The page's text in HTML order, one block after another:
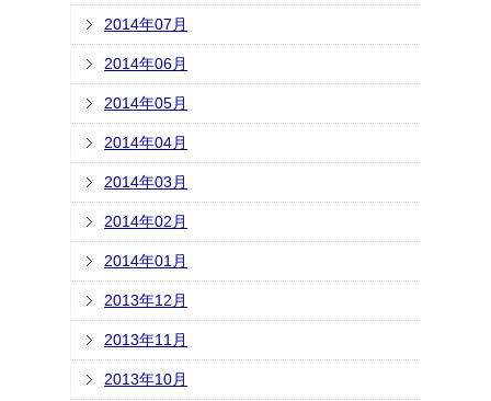
2014年07月
2014年06月
2014年05月
2014年04月
2014年03月
2014年02月
2014年01月
2013年12月
2013年11月
2013年10月